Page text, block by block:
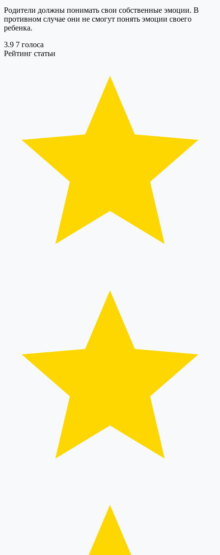
Родители должны понимать свои собственные эмоции. В
противном случае они не смогут понять эмоции своего
ребенка.
3.9 7 голоса
Рейтинг статьи